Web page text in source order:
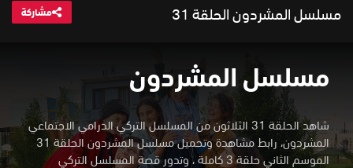
مسلسل المشردون الحلقة 31 مشاركة
مسلسل المشردون
شاهد الحلقة 31 الثلاثون من المسلسل التركي الدرامي الاجتماعي
المشردون، رابط مشاهدة وتحميل مسلسل المشردون الحلقة 31
الموسم الثاني حلقة 3 كاملة ،وتدور قصة المسلسل التركي